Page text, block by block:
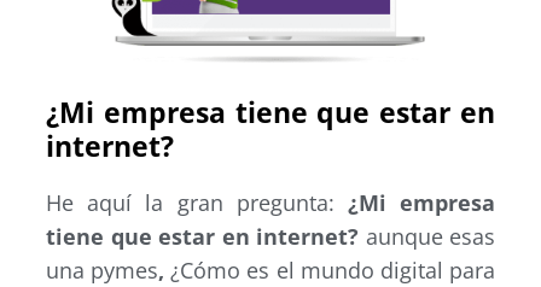
¿Mi empresa tiene que estar en
internet?
He aquí la gran pregunta: ¿Mi empresa
tiene que estar en internet? aunque esas
una pymes,¿Cómo es el mundo digital para